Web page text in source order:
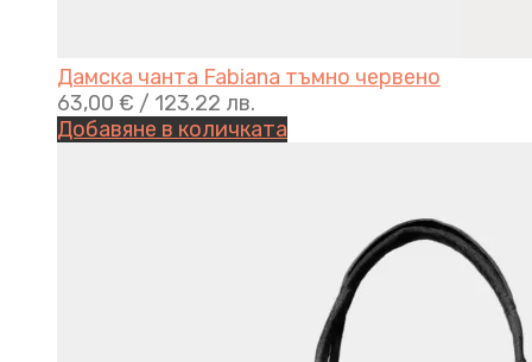
Дамска чанта Fabiana тъмно червено
63,00 € / 123.22 лв.
Добавяне в количката